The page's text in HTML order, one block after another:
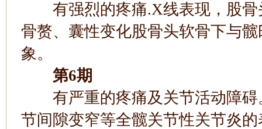
有强烈的疼痛.X线表现，股骨
骨赘、囊性变化股骨头软骨下与
象。
第6期
有严重的疼痛及关节活动障碍
节间隙变窄等全髋关节性关节炎